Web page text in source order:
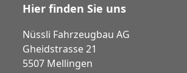
Hier finden Sie uns
Nüssli Fahrzeugbau AG
Gheidstrasse 21
5507 Mellingen